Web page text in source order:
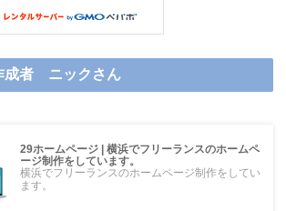
成者 ニックさん
29ホームページ | 横浜でフリーランスのホームペ
ージ制作をしています。
横浜でフリーランスのホームページ制作をしてい
ます。